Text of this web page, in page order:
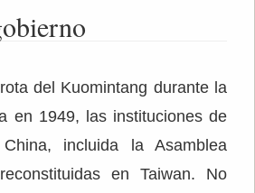
del Kuomintang durante la
en 1949, las instituciones de
incluida la Asamblea
en Taiwan. No